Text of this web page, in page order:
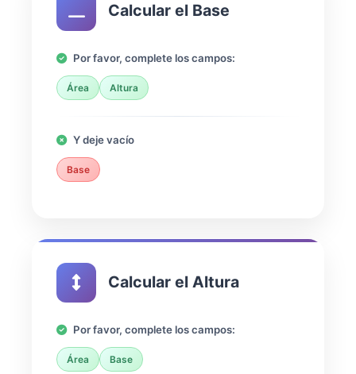
Calcular el Base
Por favor, complete los campos:
Área Altura
Y deje vacío
Base
Calcular el Altura
Por favor, complete los campos:
Área Base